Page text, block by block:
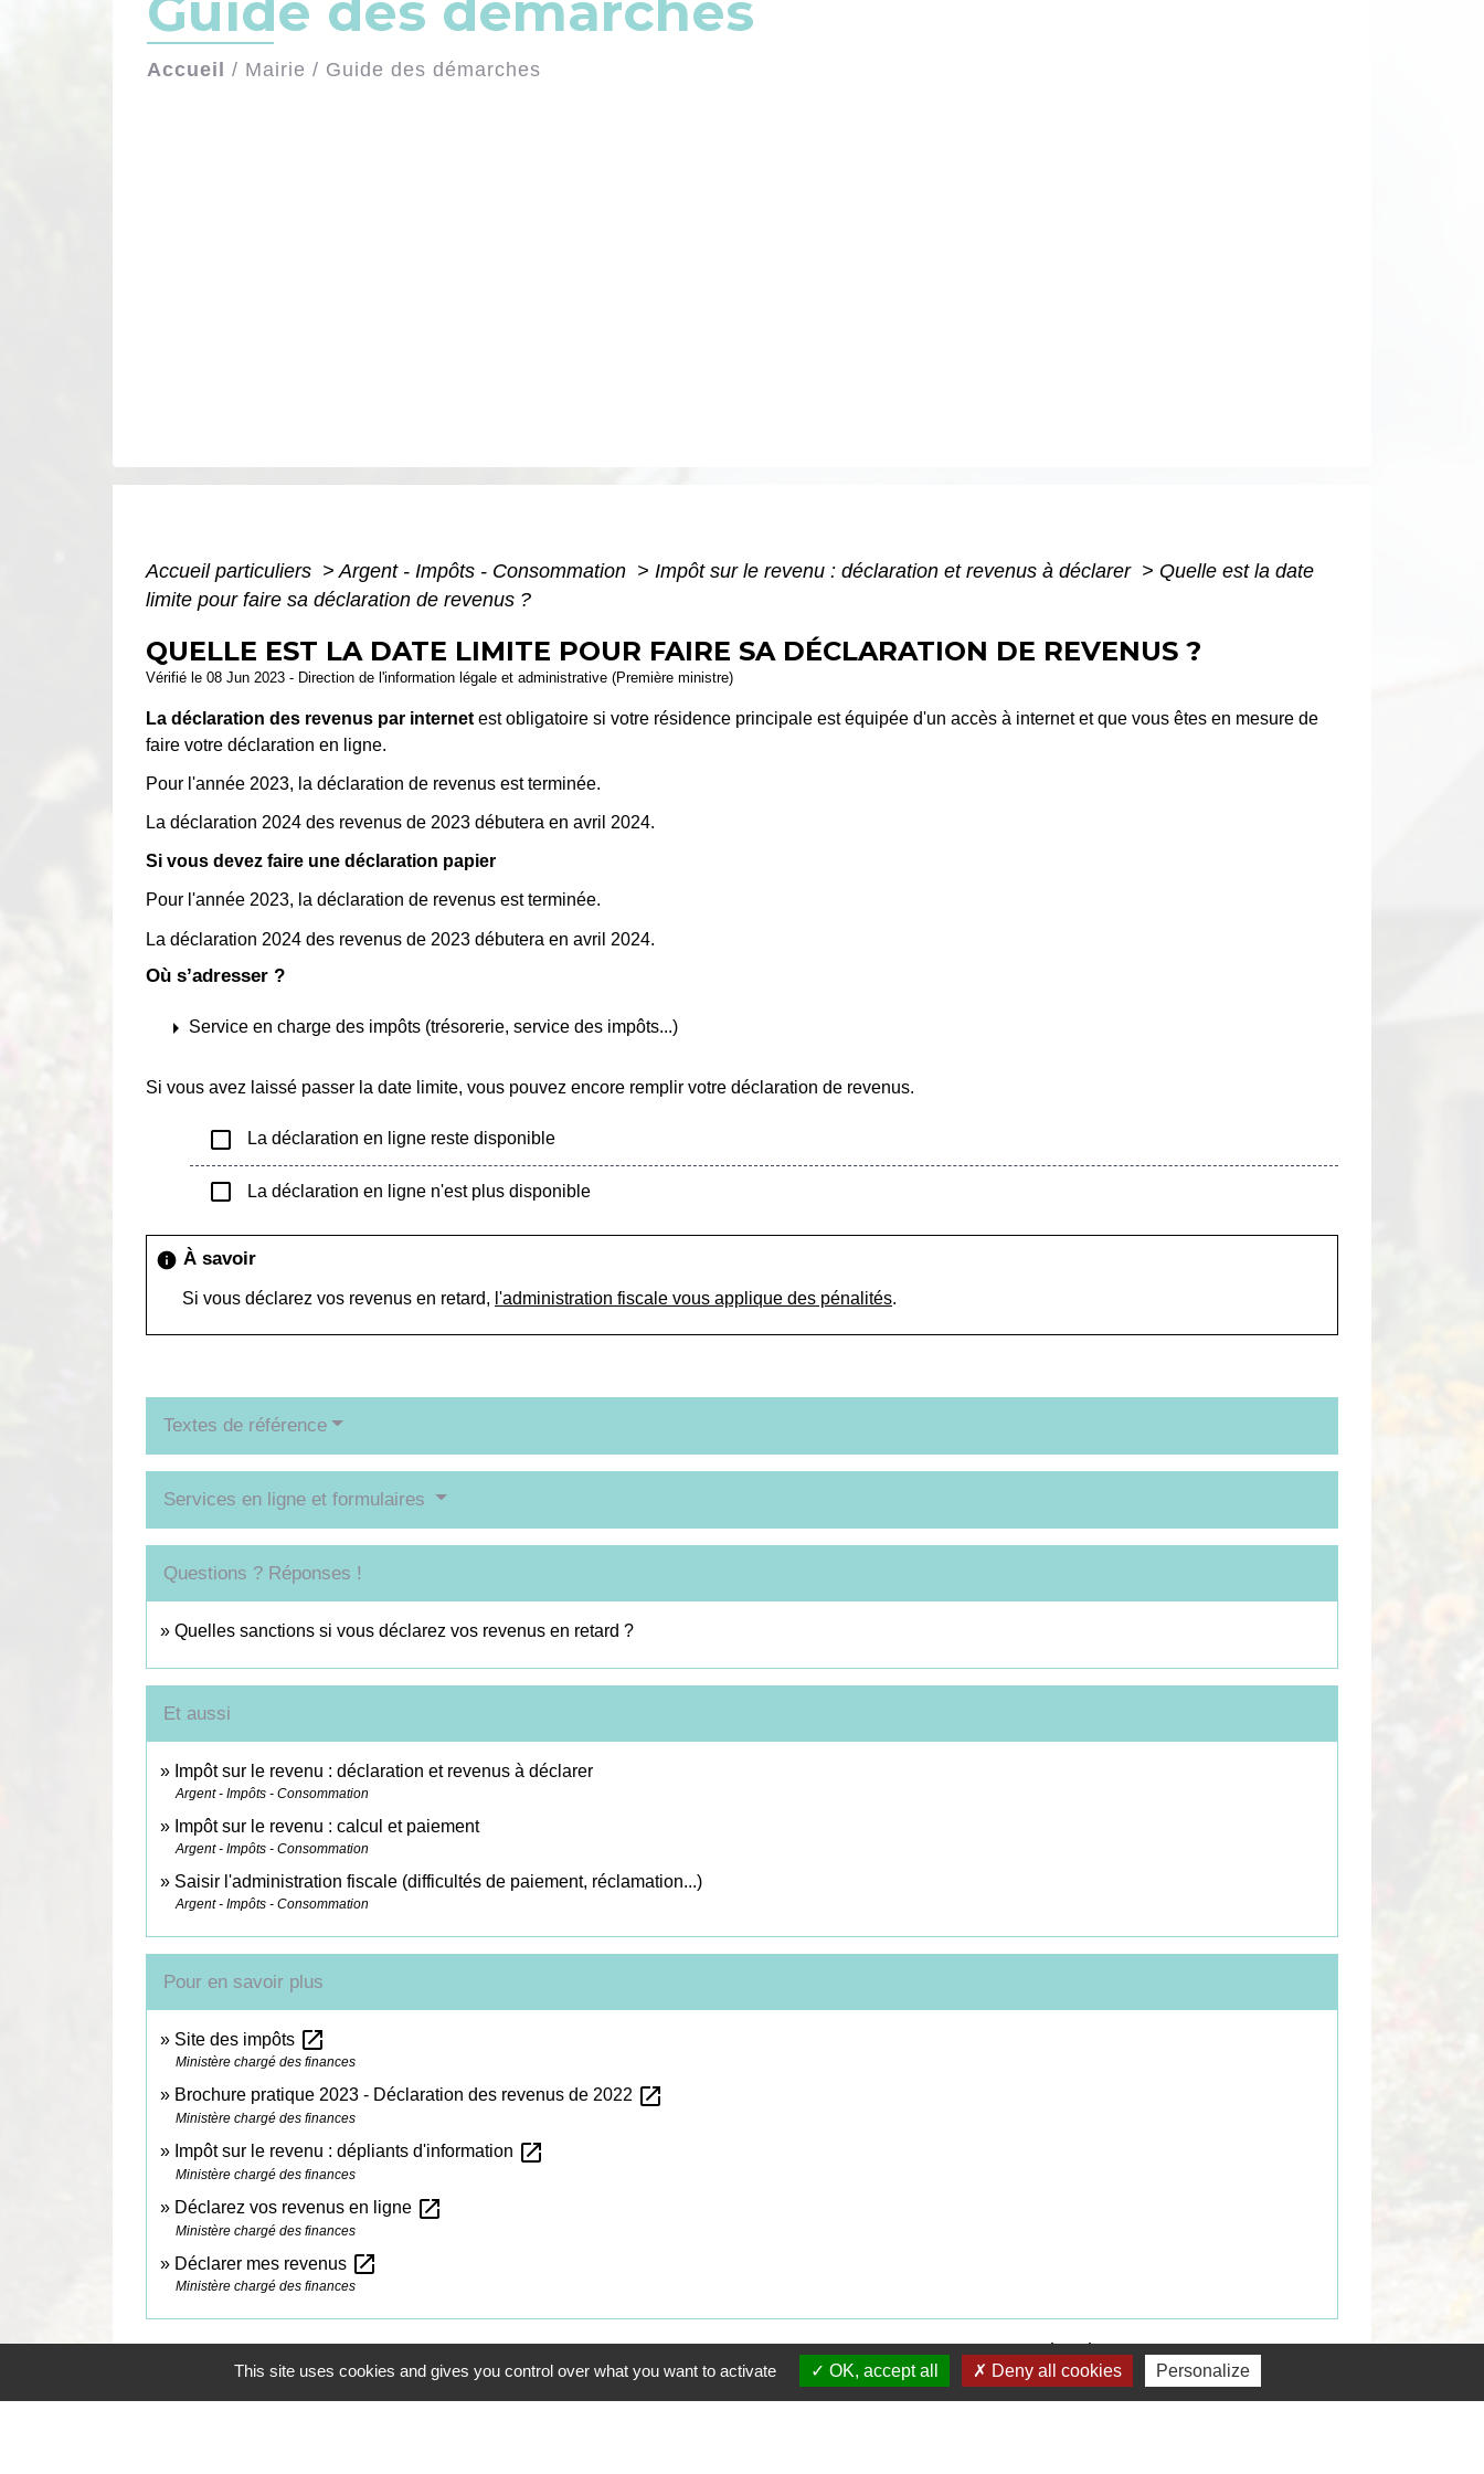
Accueil / Mairie / Guide des démarches
Accueil particuliers > Argent - Impôts - Consommation > Impôt sur le revenu : déclaration et revenus à déclarer > Quelle est la date
limite pour faire sa déclaration de revenus ?
QUELLE EST LA DATE LIMITE POUR FAIRE SA DÉCLARATION DE REVENUS ?
Vérifié le 08 Jun 2023 - Direction de l'information légale et administrative (Première ministre)
La déclaration des revenus par internet est obligatoire si votre résidence principale est équipée d'un accès à internet et que vous êtes en mesure de
faire votre déclaration en ligne.
Pour l'année 2023, la déclaration de revenus est terminée.
La déclaration 2024 des revenus de 2023 débutera en avril 2024.
Si vous devez faire une déclaration papier
Pour l'année 2023, la déclaration de revenus est terminée.
La déclaration 2024 des revenus de 2023 débutera en avril 2024.
Où s’adresser ?
arrow_right Service en charge des impôts (trésorerie, service des impôts...)
Si vous avez laissé passer la date limite, vous pouvez encore remplir votre déclaration de revenus.
check_box_outline_blank La déclaration en ligne reste disponible
check_box_outline_blank La déclaration en ligne n'est plus disponible
info À savoir
Si vous déclarez vos revenus en retard, l'administration fiscale vous applique des pénalités.
Textes de référence
Services en ligne et formulaires
Questions ? Réponses !
Quelles sanctions si vous déclarez vos revenus en retard ?
Et aussi
Impôt sur le revenu : déclaration et revenus à déclarer
Argent - Impôts - Consommation
Impôt sur le revenu : calcul et paiement
Argent - Impôts - Consommation
Saisir l'administration fiscale (difficultés de paiement, réclamation...)
Argent - Impôts - Consommation
Pour en savoir plus
Site des impôts open_in_new
Ministère chargé des finances
Brochure pratique 2023 - Déclaration des revenus de 2022 open_in_new
Ministère chargé des finances
Impôt sur le revenu : dépliants d'information open_in_new
Ministère chargé des finances
Déclarez vos revenus en ligne open_in_new
Ministère chargé des finances
Déclarer mes revenus open_in_new
Ministère chargé des finances
Signaler une erreur sur cette page
This site uses cookies and gives you control over what you want to activate OK, accept all Deny all cookies Personalize